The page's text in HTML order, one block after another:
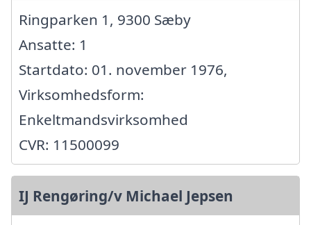
Ringparken 1, 9300 Sæby
Ansatte: 1
Startdato: 01. november 1976,
Virksomhedsform:
Enkeltmandsvirksomhed
CVR: 11500099
IJ Rengøring/v Michael Jepsen